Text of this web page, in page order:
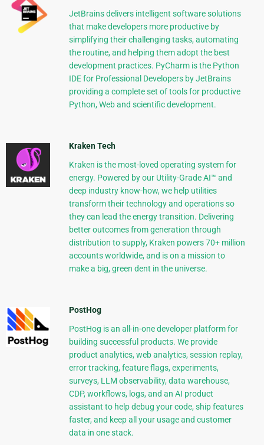
JetBrains delivers intelligent software solutions
that make developers more productive by
simplifying their challenging tasks, automating
the routine, and helping them adopt the best
development practices. PyCharm is the Python
IDE for Professional Developers by JetBrains
providing a complete set of tools for productive
Python, Web and scientific development.
Kraken Tech
Kraken is the most-loved operating system for
energy. Powered by our Utility-Grade AI™ and
deep industry know-how, we help utilities
transform their technology and operations so
they can lead the energy transition. Delivering
better outcomes from generation through
distribution to supply, Kraken powers 70+ million
accounts worldwide, and is on a mission to
make a big, green dent in the universe.
PostHog
PostHog is an all-in-one developer platform for
building successful products. We provide
product analytics, web analytics, session replay,
error tracking, feature flags, experiments,
surveys, LLM observability, data warehouse,
CDP, workflows, logs, and an AI product
assistant to help debug your code, ship features
faster, and keep all your usage and customer
data in one stack.